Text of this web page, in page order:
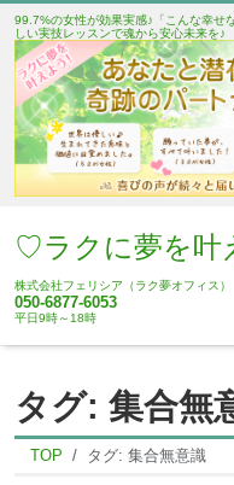
99.7%の女性が効果実感♪「こんな幸せ
しい実技レッスンで魂から安心未来を♪
♡ラクに夢を叶
株式会社フェリシア（ラク夢オフィス）
050-6877-6053
平日9時～18時
タグ: 集合無
TOP タグ: 集合無意識